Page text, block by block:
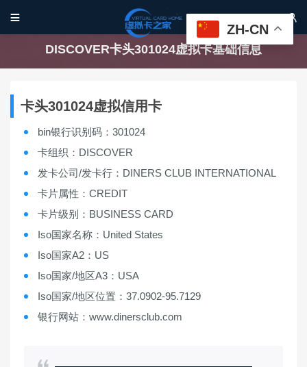
 
DISCOVER卡头301024虚拟卡基础信息
卡头301024虚拟信用卡
bin银行识别码：301024
卡组织：DISCOVER
发卡公司/发卡行：DINERS CLUB INTERNATIONAL
卡片属性：CREDIT
卡片级别：BUSINESS CARD
Iso国家名称：United States
Iso国家A2：US
Iso国家/地区A3：USA
Iso国家/地区位置：37.0902-95.7129
银行网站：www.dinersclub.com
ZH-CN